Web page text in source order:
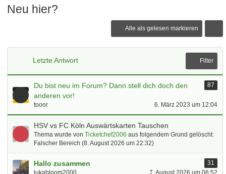
Neu hier?
Alle als gelesen markieren
Letzte Antwort Filter
Du bist neu im Forum? Dann stell dich doch den
anderen vor!
87
tooor 6. März 2023 um 12:04
HSV vs FC Köln Auswärtskarten Tauschen
Thema wurde vonTicketchef2006 aus folgendem Grund gelöscht:
Falscher Bereich (8. August 2026 um 22:32)
Hallo zusammen
31
lukabloom2000
7. August 2026 um 06:52